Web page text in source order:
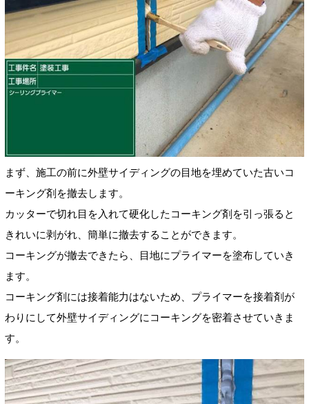
まず、施工の前に外壁サイディングの目地を埋めていた古いコ
ーキング剤を撤去します。
カッターで切れ目を入れて硬化したコーキング剤を引っ張ると
きれいに剥がれ、簡単に撤去することができます。
コーキングが撤去できたら、目地にプライマーを塗布していき
ます。
コーキング剤には接着能力はないため、プライマーを接着剤が
わりにして外壁サイディングにコーキングを密着させていきま
す。